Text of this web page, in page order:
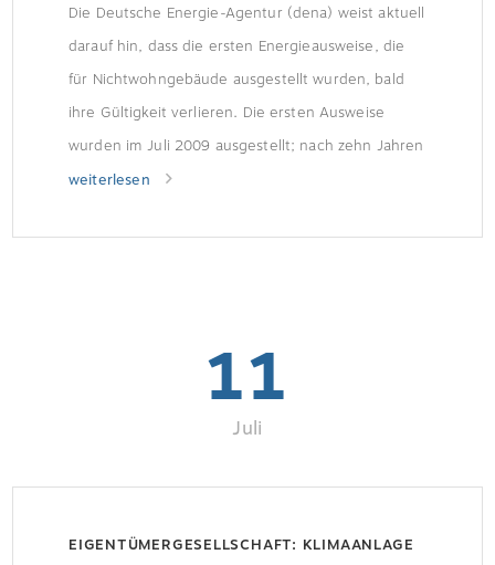
Die Deutsche Energie-Agentur (dena) weist aktuell
darauf hin, dass die ersten Energieausweise, die
für Nichtwohngebäude ausgestellt wurden, bald
ihre Gültigkeit verlieren. Die ersten Ausweise
wurden im Juli 2009 ausgestellt; nach zehn Jahren
verlieren sie ihre Gültigkeit. Wer muss handeln?
Immobile in Zukunft verpachten, vermieten oder
weiterlesen
11
Juli
EIGENTÜMERGESELLSCHAFT: KLIMAANLAGE